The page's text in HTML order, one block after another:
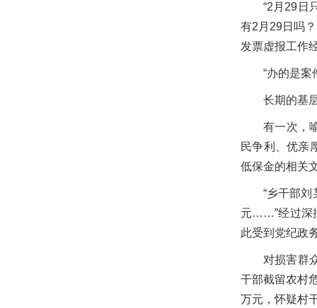
“2月29日
有2月29日吗
发票虚报工作
“办的是案
长期的基
有一次，
民争利、优亲
低保金的相关
“乡干部
元……”经过深
此受到党纪政
对损害群
干部截留农村
万元，怀疑村